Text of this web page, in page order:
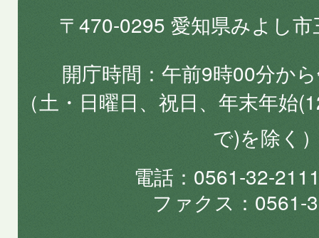
〒470-0295 愛知県みよし
開庁時間
午前9時00分か
（土・日曜日、祝日、年末年始
で)を除く
電話
0561-32-
ファクス
0561-